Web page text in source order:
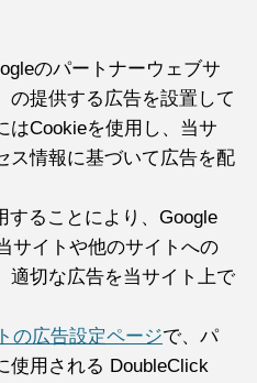
のパートナーウェブサ
の提供する広告を設置して
はCookieを使用し、当サ
ス情報に基づいて広告を配
することにより、Google
サイトや他のサイトへの
適切な広告を当サイト上で
の広告設定ページで、パ
使用される DoubleClick